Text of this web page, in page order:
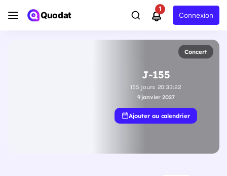
Quodat
1
Connexion
Concert
J-155
155 jours 20:33:21
9 janvier 2027
Ajouter au calendrier